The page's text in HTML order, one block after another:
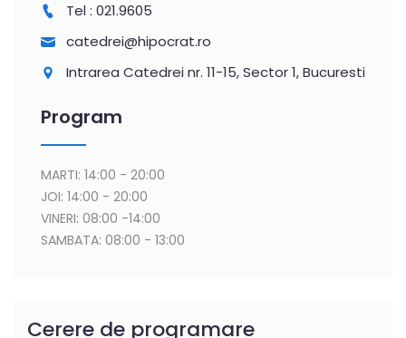
Tel : 021.9605
catedrei@hipocrat.ro
Intrarea Catedrei nr. 11-15, Sector 1, Bucuresti
Program
MARTI: 14:00 - 20:00
JOI: 14:00 - 20:00
VINERI: 08:00 -14:00
SAMBATA: 08:00 - 13:00
Cerere de programare